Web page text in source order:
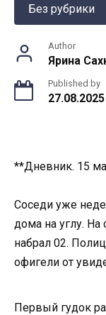
Без рубрики
Author
Ярина
Published by
27.08.2025
**Дневник. 15
Соседи уже
дома на углу.
набрал 02.
офигели от
Первый гудок